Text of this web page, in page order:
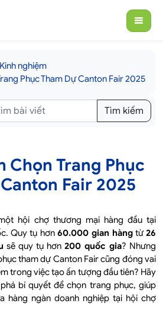
nghiệm
Phục Tham Dự Canton Fair 2025
Tìm kiếm
Chọn Trang Phục
Fair 2025
hội chợ thương mại hàng đầu tại
Quy tụ hơn 60.000 gian hàngtừ26
sẽ quy tụ hơn 200 quốc gia? Nhưng
tham dự Canton Fair cũng đóng vai
trong việc tạo ấn tượng đầu tiên? Hãy
bí quyết để chọn trang phục, giúp
hàng ngàn doanh nghiệp tại hội chợ